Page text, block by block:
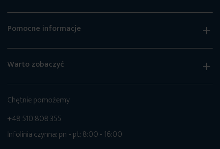
Pomocne informacje
Warto zobaczyć
Chętnie pomożemy
+48 510 808 355
Infolinia czynna: pn - pt: 8:00 - 16:00